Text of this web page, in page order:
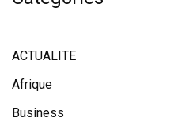
ACTUALITE
Afrique
Business